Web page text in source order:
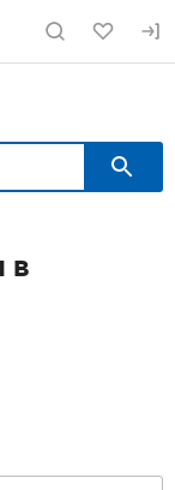
fishretail.ru
в